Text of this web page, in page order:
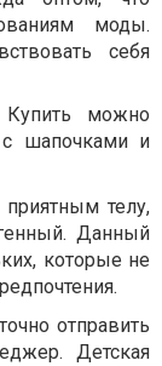
моды.
себя
можно
шапочками и
приятным телу,
Данный
которые не
отправить
Детская